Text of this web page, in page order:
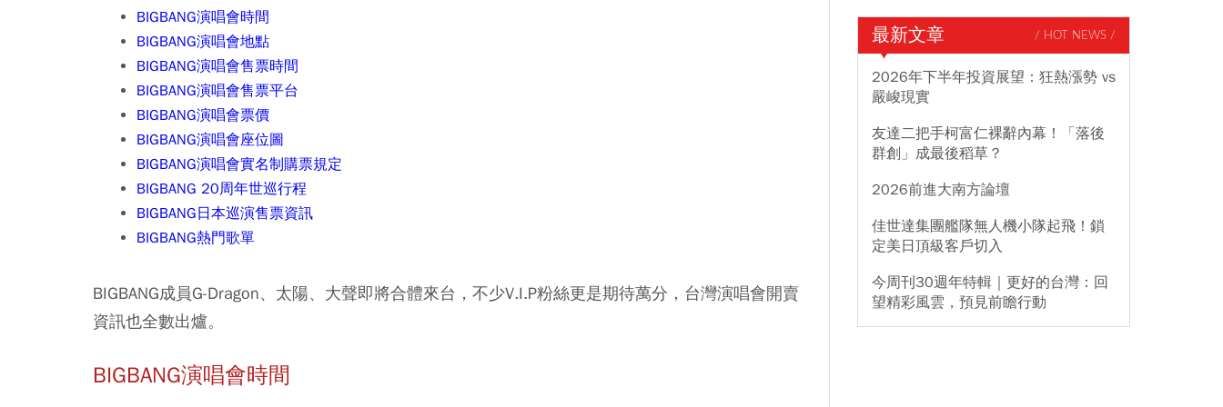
BIGBANG演唱會時間
BIGBANG演唱會地點
BIGBANG演唱會售票時間
BIGBANG演唱會售票平台
BIGBANG演唱會票價
BIGBANG演唱會座位圖
BIGBANG演唱會實名制購票規定
BIGBANG 20周年世巡行程
BIGBANG日本巡演售票資訊
BIGBANG熱門歌單
BIGBANG成員G-Dragon、太陽、大聲即將合體來台，不少V.I.P粉絲更是期待萬分，台灣演唱會開賣
資訊也全數出爐。
BIGBANG演唱會時間
最新文章 / HOT NEWS /
2026年下半年投資展望：狂熱漲勢 vs
嚴峻現實
友達二把手柯富仁裸辭內幕！「落後
群創」成最後稻草？
2026前進大南方論壇
佳世達集團艦隊無人機小隊起飛！鎖
定美日頂級客戶切入
今周刊30週年特輯｜更好的台灣：回
望精彩風雲，預見前瞻行動